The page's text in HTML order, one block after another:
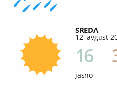
SREDA
12. avgust
16
jasno